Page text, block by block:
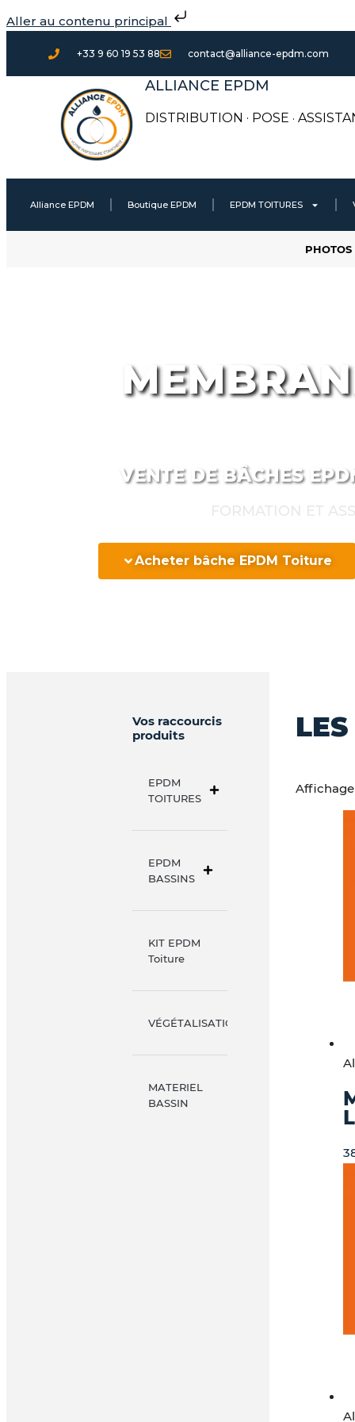
Aller au contenu principal
au
contenu
+33 9 60 19 53 88 contact@alliance-epdm.com
ALLIANCE EPDM
DISTRIBUTION · POSE ·
Alliance EPDM Boutique EPDM EPDM TOITURES
VENTE DE BÂCHES
Acheter bâche EPDM Toiture
Vos raccourcis
produits
EPDM
TOITURES
EPDM
BASSINS
KIT EPDM
Toiture
VÉGÉTALISATION
MATERIEL
BASSIN
Affichage